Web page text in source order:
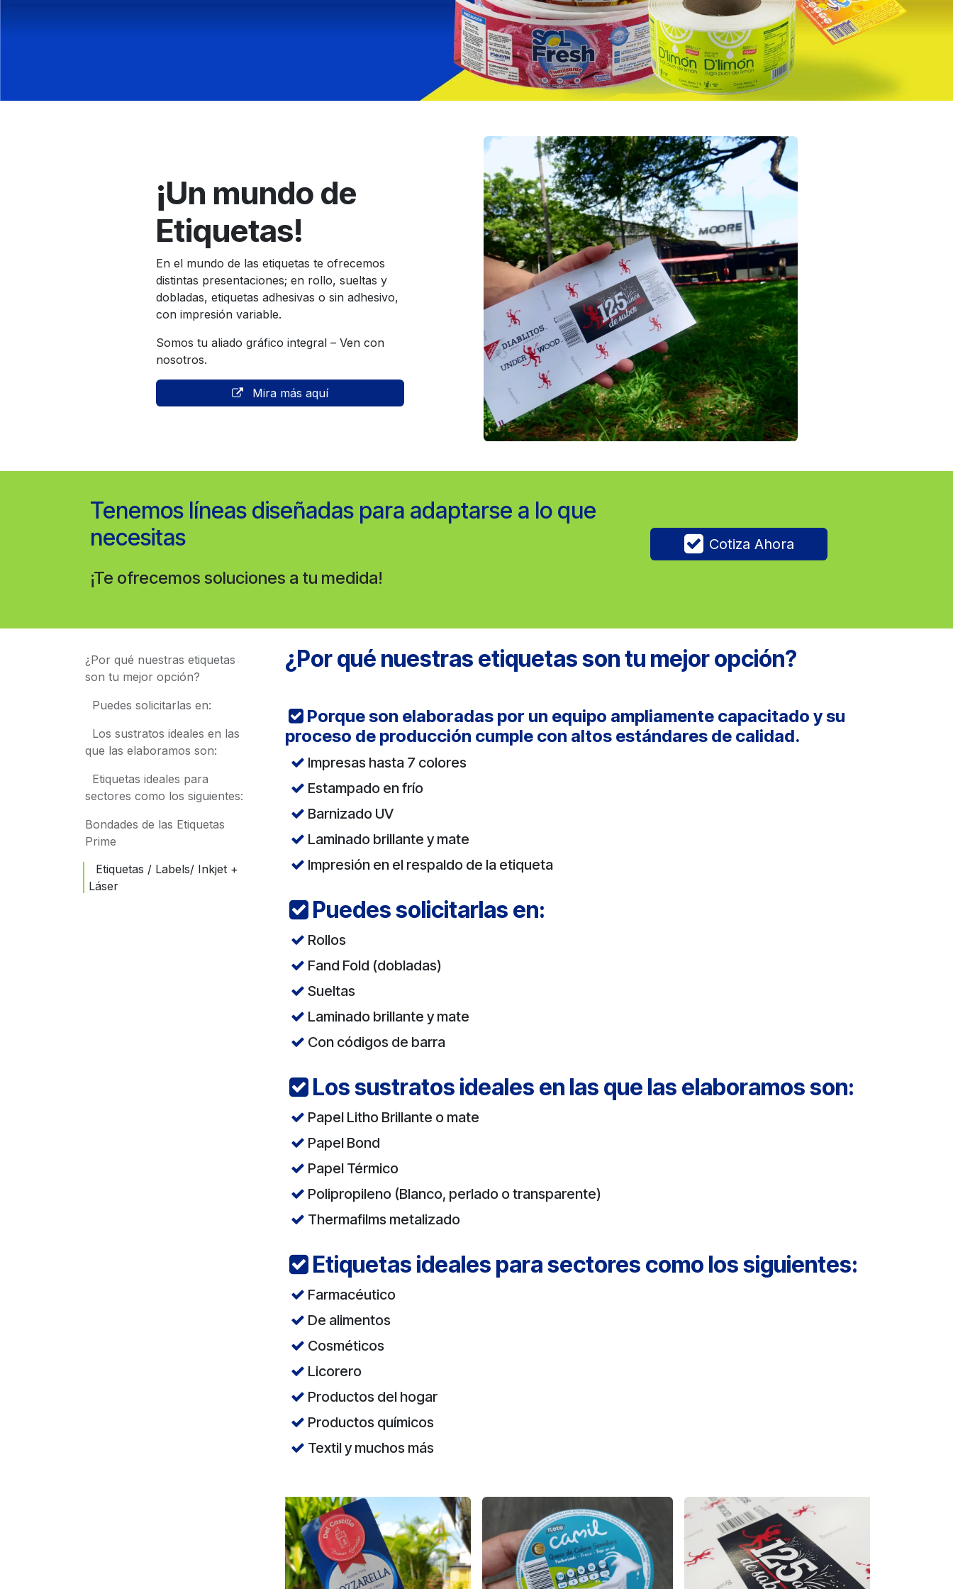
¡Un mundo de
Etiquetas!
En el mundo de las etiquetas te ofrecemos
distintas presentaciones; en rollo, sueltas y
dobladas, etiquetas adhesivas o sin adhesivo,
con impresión variable.
Somos tu aliado gráfico integral – Ven con
nosotros.
Mira más aquí
Tenemos líneas diseñadas para adaptarse a lo que
necesitas
¡Te ofrecemos soluciones a tu medida!
Cotiza Ahora
¿Por qué nuestras etiquetas
son tu mejor opción?
​ Puedes solicitarlas en:
​ Los sustratos ideales en las
que las elaboramos son:
​ Etiquetas ideales para
sectores como los siguientes:
Bondades de las Etiquetas
Prime
​ Etiquetas / Labels/ Inkjet +
Láser
¿Por qué nuestras etiquetas son tu mejor opción?
Porque son elaboradas por un equipo ampliamente capacitado y su
proceso de producción cumple con altos estándares de calidad.
Impresas hasta 7 colores
Estampado en frío
Barnizado UV
Laminado brillante y mate
Impresión en el respaldo de la etiqueta
Puedes solicitarlas en:
Rollos
Fand Fold (dobladas)
Sueltas
Laminado brillante y mate
Con códigos de barra
Los sustratos ideales en las que las elaboramos son:
Papel Litho Brillante o mate
Papel Bond
Papel Térmico
Polipropileno (Blanco, perlado o transparente)
Thermafilms metalizado
Etiquetas ideales para sectores como los siguientes:
Farmacéutico
De alimentos
Cosméticos
Licorero
Productos del hogar
Productos químicos
Textil y muchos más